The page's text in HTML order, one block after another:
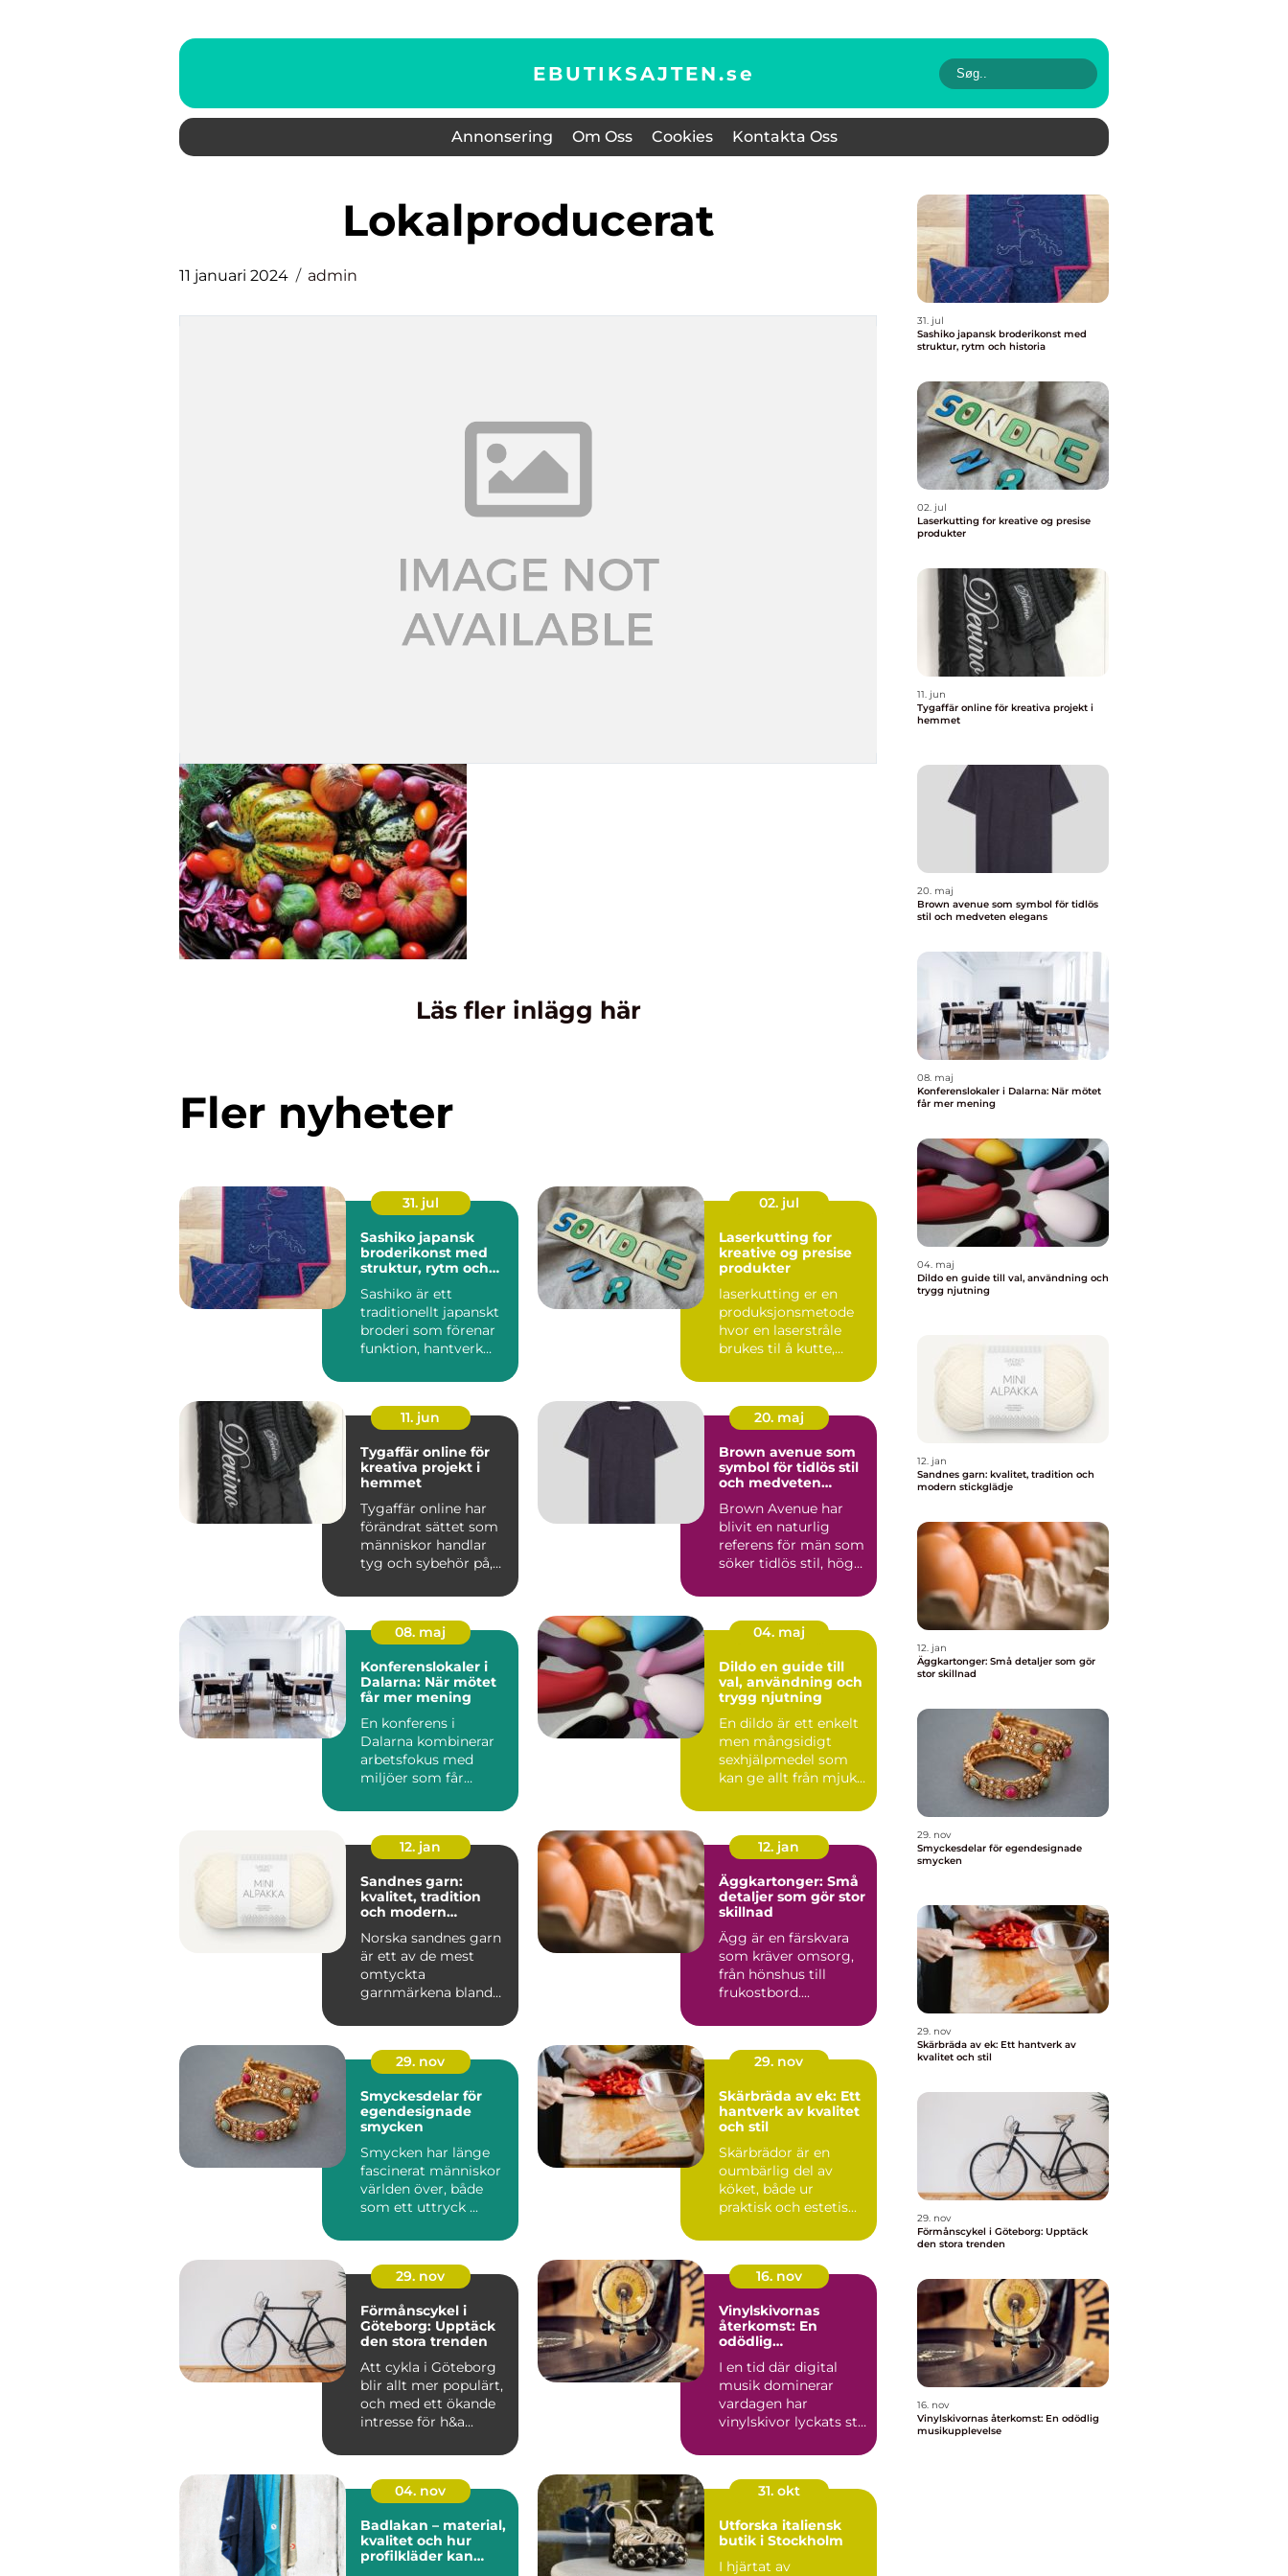
EBUTIKSAJTEN.se
Annonsering Om Oss Cookies Kontakta Oss
lokalproducerat
11 januari 2024 admin
Läs fler inlägg här
Fler nyheter
31. jul
Sashiko japansk
broderikonst med
struktur, rytm och
Sashiko är ett
traditionellt japanskt
broderi som förenar
funktion, hantverk
börja...
02. jul
Laserkutting for
kreative og presise
produkter
laserkutting er en
produksjonsmetode
hvor en laserstråle
brukes til å kutte,
uli...
11. jun
Tygaffär online för
kreativa projekt i
hemmet
Tygaffär online har
förändrat sättet som
människor handlar
tyg och sybehör på,
st...
20. maj
Brown avenue som
symbol för tidlös stil
och medveten
Brown Avenue har
blivit en naturlig
referens för män som
söker tidlös stil, hög
08. maj
Konferenslokaler i
Dalarna: När mötet
får mer mening
En konferens i
Dalarna kombinerar
arbetsfokus med
miljöer som får
04. maj
Dildo en guide till
val, användning och
trygg njutning
En dildo är ett enkelt
men mångsidigt
sexhjälpmedel som
kan ge allt från mjuk
12. jan
Sandnes garn:
kvalitet, tradition
och modern
Norska sandnes garn
är ett av de mest
omtyckta
garnmärkena bland
Kombin...
12. jan
Äggkartonger: Små
detaljer som gör stor
skillnad
Ägg är en färskvara
som kräver omsorg,
från hönshus till
frukostbord....
29. nov
Smyckesdelar för
egendesignade
smycken
Smycken har länge
fascinerat människor
världen över, både
som ett uttryck ...
29. nov
Skärbräda av ek: Ett
hantverk av kvalitet
och stil
Skärbrädor är en
oumbärlig del av
köket, både ur
praktisk och estetis...
29. nov
Förmånscykel i
Göteborg: Upptäck
den stora trenden
Att cykla i Göteborg
blir allt mer populärt,
och med ett ökande
intresse för h&a...
16. nov
Vinylskivornas
återkomst: En
odödlig
I en tid där digital
musik dominerar
vardagen har
vinylskivor lyckats stå
04. nov
Badlakan – material,
kvalitet och hur
profilkläder kan
31. okt
Utforska italiensk
butik i Stockholm
I hjärtat av
31. jul
Sashiko japansk broderikonst med
struktur, rytm och historia
02. jul
Laserkutting for kreative og presise
produkter
11. jun
Tygaffär online för kreativa projekt i
hemmet
20. maj
Brown avenue som symbol för tidlös
stil och medveten elegans
08. maj
Konferenslokaler i Dalarna: När mötet
får mer mening
04. maj
Dildo en guide till val, användning och
trygg njutning
12. jan
Sandnes garn: kvalitet, tradition och
modern stickglädje
12. jan
Äggkartonger: Små detaljer som gör
stor skillnad
29. nov
Smyckesdelar för egendesignade
smycken
29. nov
Skärbräda av ek: Ett hantverk av
kvalitet och stil
29. nov
Förmånscykel i Göteborg: Upptäck
den stora trenden
16. nov
Vinylskivornas återkomst: En odödlig
musikupplevelse